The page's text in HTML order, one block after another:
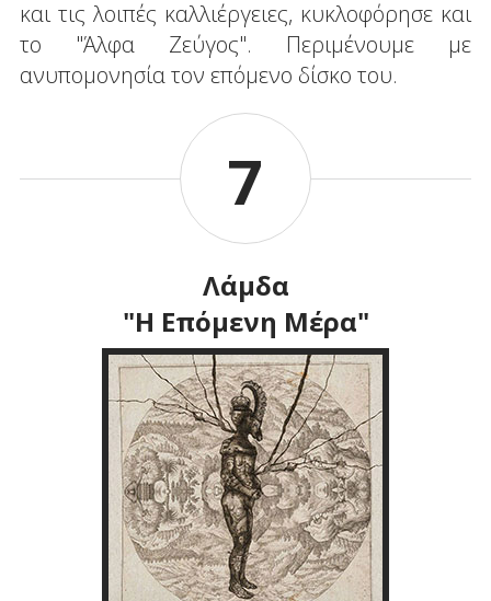
και τις λοιπές καλλιέργειες, κυκλοφόρησε και
το "Άλφα Ζεύγος". Περιμένουμε με
ανυπομονησία τον επόμενο δίσκο του.
7
Λάμδα
"Η Επόμενη Μέρα"